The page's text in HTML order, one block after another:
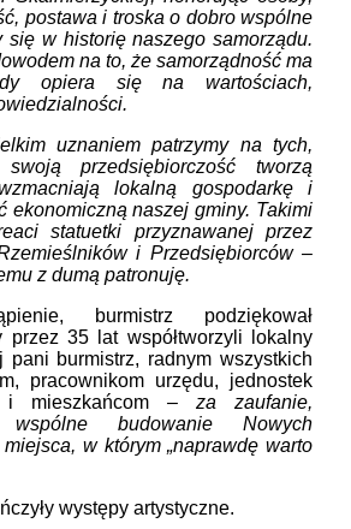
postawa i troska o dobro wspólne
się w historię naszego samorządu.
na to, że samorządność ma
opiera się na wartościach,
uznaniem patrzymy na tych,
przedsiębiorczość tworzą
lokalną gospodarkę i
ekonomiczną naszej gminy. Takimi
statuetki przyznawanej przez
i Przedsiębiorców –
z dumą patronuję.
burmistrz podziękował
przez 35 lat współtworzyli lokalny
pani burmistrz, radnym wszystkich
pracownikom urzędu, jednostek
i mieszkańcom – za zaufanie,
budowanie Nowych
w którym „naprawdę warto
występy artystyczne.